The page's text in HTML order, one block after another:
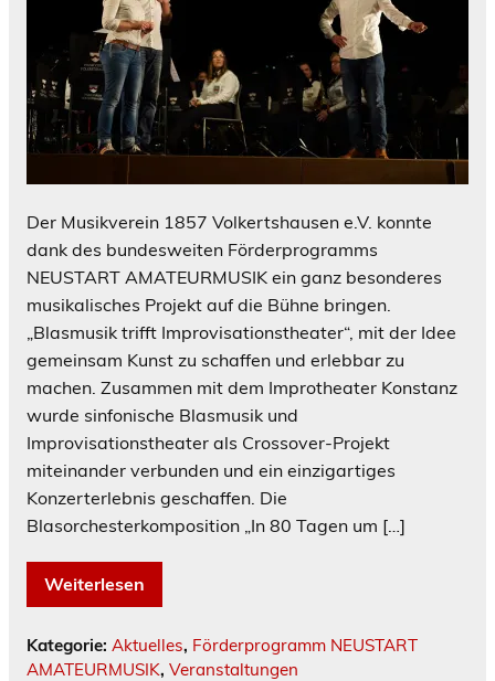
Der Musikverein 1857 Volkertshausen e.V. konnte
dank des bundesweiten Förderprogramms
NEUSTART AMATEURMUSIK ein ganz besonderes
musikalisches Projekt auf die Bühne bringen.
„Blasmusik trifft Improvisationstheater“, mit der Idee
gemeinsam Kunst zu schaffen und erlebbar zu
machen. Zusammen mit dem Improtheater Konstanz
wurde sinfonische Blasmusik und
Improvisationstheater als Crossover-Projekt
miteinander verbunden und ein einzigartiges
Konzerterlebnis geschaffen. Die
Blasorchesterkomposition „In 80 Tagen um […]
Weiterlesen
Kategorie: Aktuelles, Förderprogramm NEUSTART
AMATEURMUSIK, Veranstaltungen